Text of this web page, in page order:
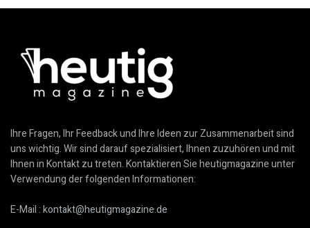
Ihre Fragen, Ihr Feedback und Ihre Ideen zur Zusammenarbeit sind
uns wichtig. Wir sind darauf spezialisiert, Ihnen zuzuhören und mit
Ihnen in Kontakt zu treten. Kontaktieren Sie heutigmagazine unter
Verwendung der folgenden Informationen:
E-Mail :kontakt@heutigmagazine.de